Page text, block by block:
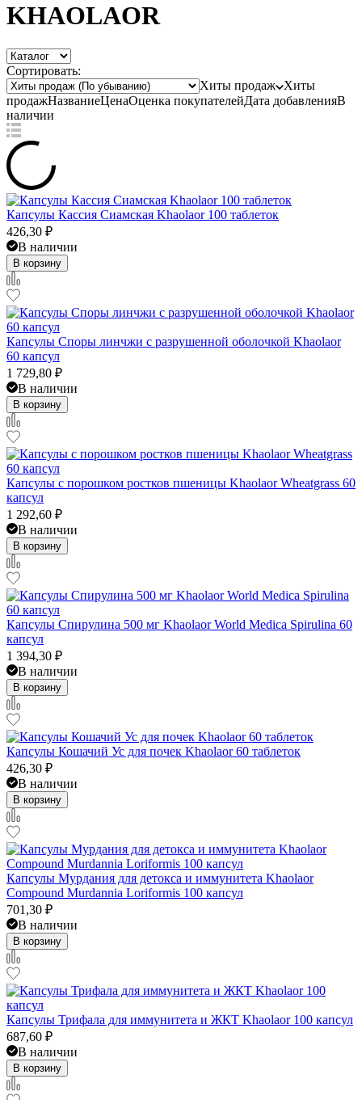
KHAOLAOR
Сортировать:
Хиты продаж
Хиты
продажНазваниеЦенаОценка покупателейДата добавленияВ
наличии
Капсулы Кассия Сиамская Khaolaor 100 таблеток
426,30 ₽
В наличии
В корзину
Капсулы Споры линчжи с разрушенной оболочкой Khaolaor
60 капсул
1 729,80 ₽
В наличии
В корзину
Капсулы с порошком ростков пшеницы Khaolaor Wheatgrass 60
капсул
1 292,60 ₽
В наличии
В корзину
Капсулы Спирулина 500 мг Khaolaor World Medica Spirulina 60
капсул
1 394,30 ₽
В наличии
В корзину
Капсулы Кошачий Ус для почек Khaolaor 60 таблеток
426,30 ₽
В наличии
В корзину
Капсулы Мурдания для детокса и иммунитета Khaolaor
Compound Murdannia Loriformis 100 капсул
701,30 ₽
В наличии
В корзину
Капсулы Трифала для иммунитета и ЖКТ Khaolaor 100 капсул
687,60 ₽
В наличии
В корзину